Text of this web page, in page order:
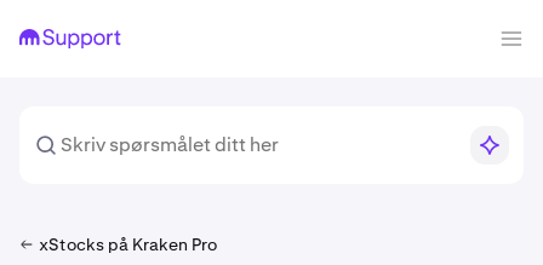
xStocks på Kraken Pro